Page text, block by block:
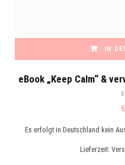
IN
eBook „Keep Calm“ &
Es erfolgt in Deutschland kein
Lieferzeit: